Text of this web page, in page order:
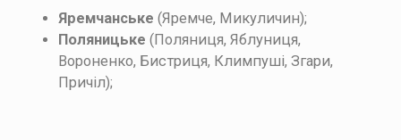
Яремчанське (Яремче, Микуличин);
Поляницьке (Поляниця, Яблуниця,
Вороненко, Бистриця, Климпуші, Згари,
Причіл);